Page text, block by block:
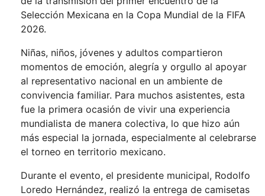
Selección Mexicana en la Copa Mundial de la FIFA
2026.
Niñas, niños, jóvenes y adultos compartieron
momentos de emoción, alegría y orgullo al apoyar
al representativo nacional en un ambiente de
convivencia familiar. Para muchos asistentes, esta
fue la primera ocasión de vivir una experiencia
mundialista de manera colectiva, lo que hizo aún
más especial la jornada, especialmente al celebrarse
el torneo en territorio mexicano.
Durante el evento, el presidente municipal, Rodolfo
Loredo Hernández, realizó la entrega de camisetas